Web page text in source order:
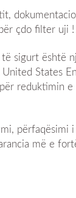
çdo filter uji !
sigurt është
States
reduktimin e
përfaqësimi
më e